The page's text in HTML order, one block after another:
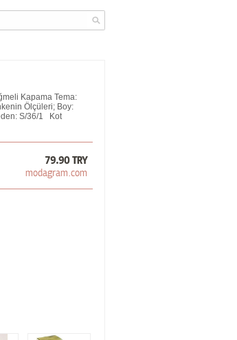
Kapama Tema:
Ölçüleri; Boy:
S/36/1 Kot
79.90 TRY
modagram.com